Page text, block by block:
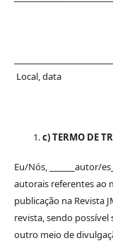
Local,
c) TERMO DE
Eu/Nós, ______autor/
autorais referentes ao
publicação na Revista
revista, sendo
outro meio de